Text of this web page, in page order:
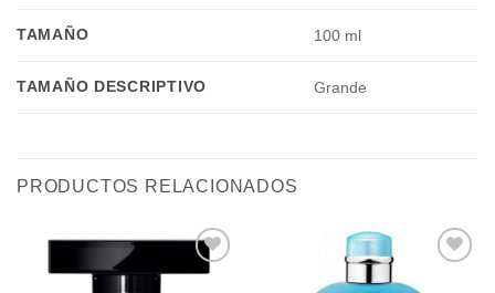
TAMAÑO 100 ml
TAMAÑO DESCRIPTIVO Grande
PRODUCTOS RELACIONADOS
Añadir